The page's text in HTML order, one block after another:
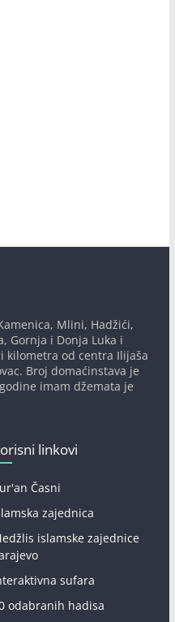
Mlini, Hadžići,
Gornja i Donja Luka i
kilometra od centra Ilijaša
Broj domaćinstava je
imam džemata je
linkovi
Časni
zajednica
islamske zajednice
sufara
odabranih hadisa